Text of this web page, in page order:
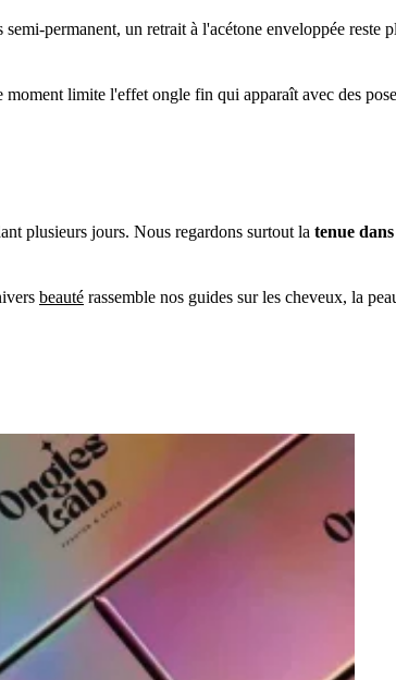
permanent, un retrait à l'acétone enveloppée reste
limite l'effet ongle fin qui apparaît avec des
plusieurs jours. Nous regardons surtout la tenue
beauté rassemble nos guides sur les cheveux, la